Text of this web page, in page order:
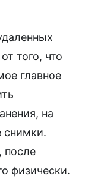
того, что
главное
на
снимки.
после
физически.